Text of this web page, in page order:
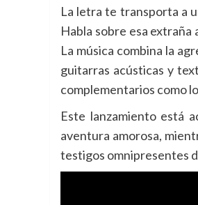
La letra te transporta a
Habla sobre esa
La música combina la
guitarras acústicas y
complementarios como
Este lanzamiento está
aventura amorosa,
testigos omnipresentes